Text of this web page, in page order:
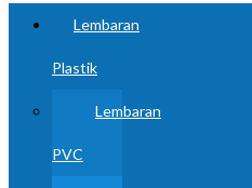
Lembaran
Plastik
Lembaran
PVC